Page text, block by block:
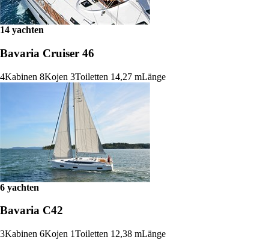
14 yachten
Bavaria Cruiser 46
4Kabinen 8Kojen 3Toiletten 14,27 mLänge
6 yachten
Bavaria C42
3Kabinen 6Kojen 1Toiletten 12,38 mLänge